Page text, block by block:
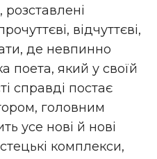
розставлені
відчуттєві,
де невпинно
поета, який у своїй
справді постає
головним
усе нові й нові
комплекси,